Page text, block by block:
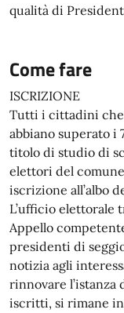
qualità di
Come fare
ISCRIZIONE
Tutti i cittadini che
abbiano superato i
titolo di studio di
elettori del
iscrizione all’albo
L’ufficio elettorale
Appello
presidenti di
notizia agli
rinnovare l’istanza
iscritti, si rimane